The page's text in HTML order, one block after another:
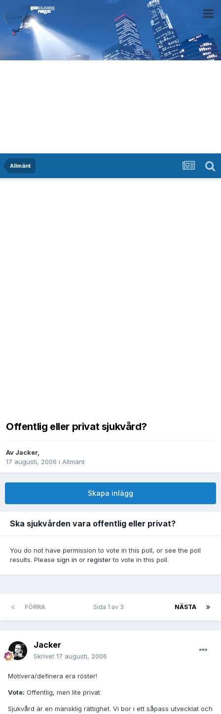
Allmänt
Offentlig eller privat sjukvård?
Av Jacker,
17 augusti, 2006 i Allmänt
Skapa inlägg
Ska sjukvården vara offentlig eller privat?
You do not have permission to vote in this poll, or see the poll
results. Please sign in or registerto vote in this poll.
FÖRRA NÄSTA
Sida 1 av 3
Jacker
Skrivet 17 augusti, 2006
Motivera/definera era röster!
Vote: Offentlig, men lite privat
Sjukvård är en mänsklig rättighet. Vi bor i ett såpass utvecklat och